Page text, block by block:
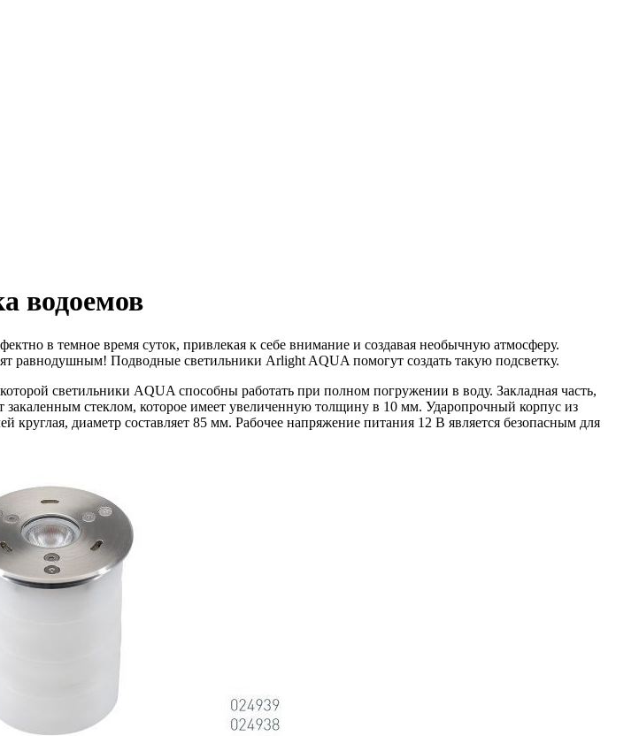
водоемов
в темное время суток, привлекая к себе внимание и создавая необычную атмосферу.
равнодушным! Подводные светильники Arlight AQUA помогут создать такую подсветку.
светильники AQUA способны работать при полном погружении в воду. Закладная часть,
стеклом, которое имеет увеличенную толщину в 10 мм. Ударопрочный корпус из
диаметр составляет 85 мм. Рабочее напряжение питания 12 В является безопасным для